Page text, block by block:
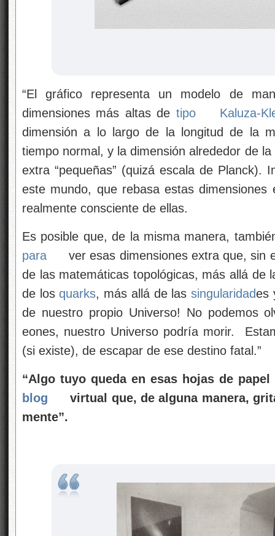
“El gráfico representa un modelo de
dimensiones más altas de tipo
Kaluza-
dimensión a lo largo de la longitud de la
tiempo normal, y la dimensión alrededor de
extra “pequeñas” (quizá escala de Planck).
este mundo, que rebasa estas dimensiones
realmente consciente de ellas.
Es posible que, de la misma manera,
para
ver esas dimensiones extra que,
de las matemáticas topológicas, más allá de
de losquarks, más allá de lassingularidades
de nuestro propio Universo! No podemos
eones, nuestro Universo podría morir.
(si existe), de escapar de ese destino fatal.”
“Algo tuyo queda en esas hojas de
blog
virtual que, de alguna manera,
mente”.